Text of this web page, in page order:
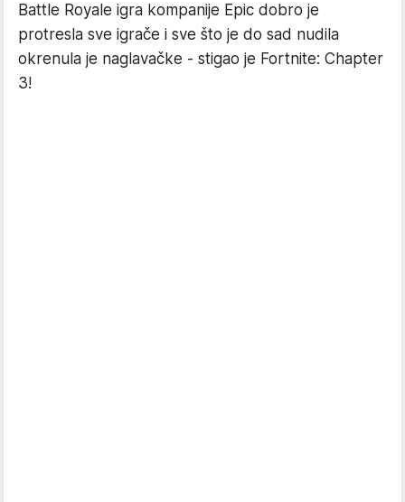
Battle Royale igra kompanije Epic dobro je
protresla sve igrače i sve što je do sad nudila
okrenula je naglavačke - stigao je Fortnite: Chapter
3!